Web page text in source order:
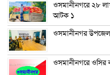
ওসমানীনগরে ২৮
আটক ১
ওসমানীনগর
ওসমানীনগরে ওসির